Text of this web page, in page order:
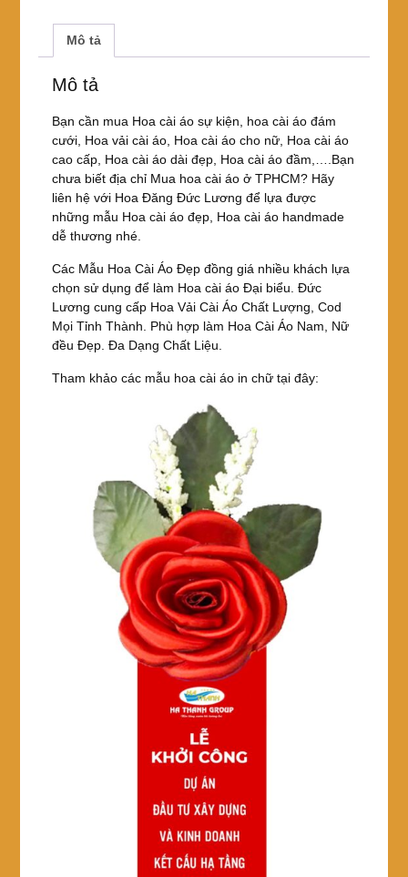
chữ
đồng
giá
lượng
c
b
o
o
k
er
e
e
Mô tả
Mô tả
Bạn cần mua Hoa cài áo sự kiện, hoa cài áo đám
cưới, Hoa vải cài áo, Hoa cài áo cho nữ, Hoa cài áo
cao cấp, Hoa cài áo dài đẹp, Hoa cài áo đầm,….Bạn
chưa biết địa chỉ Mua hoa cài áo ở TPHCM? Hãy
liên hệ với Hoa Đăng Đức Lương để lựa được
những mẫu Hoa cài áo đẹp, Hoa cài áo handmade
dễ thương nhé.
Các Mẫu Hoa Cài Áo Đẹp đồng giá nhiều khách lựa
chọn sử dụng để làm Hoa cài áo Đại biểu. Đức
Lương cung cấp Hoa Vải Cài Áo Chất Lượng, Cod
Mọi Tỉnh Thành. Phù hợp làm Hoa Cài Áo Nam, Nữ
đều Đẹp. Đa Dạng Chất Liệu.
Tham khảo các mẫu hoa cài áo in chữ tại đây: